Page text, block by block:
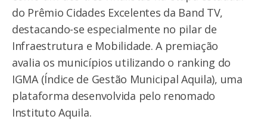
do Prêmio Cidades Excelentes da Band TV,
destacando-se especialmente no pilar de
Infraestrutura e Mobilidade. A premiação
avalia os municípios utilizando o ranking do
IGMA (Índice de Gestão Municipal Aquila), uma
plataforma desenvolvida pelo renomado
Instituto Aquila.